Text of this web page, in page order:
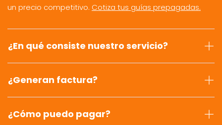
un precio competitivo. Cotiza tus guías prepagadas.
¿En qué consiste nuestro servicio?
¿Generan factura?
¿Cómo puedo pagar?